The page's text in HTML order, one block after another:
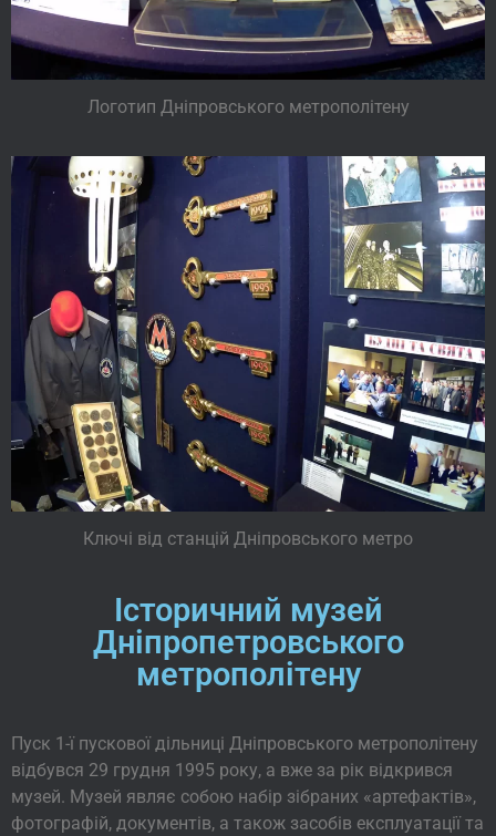
Логотип Дніпровського метрополітену
Ключі від станцій Дніпровського метро
Історичний музей
Дніпропетровського
метрополітену
Пуск 1-ї пускової дільниці Дніпровського метрополітену
відбувся 29 грудня 1995 року, а вже за рік відкрився
музей. Музей являє собою набір зібраних «артефактів»,
фотографій, документів, а також засобів експлуатації та